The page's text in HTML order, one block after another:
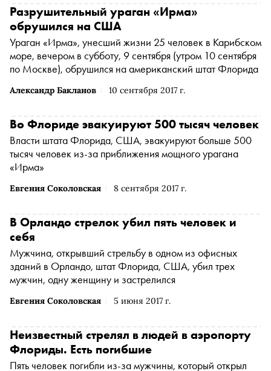
Александр Бакланов 10 сентября 2017 г.
Разрушительный ураган «Ирма»
обрушился на США
Ураган «Ирма», унесший жизни 25 человек в Карибском
море, вечером в субботу, 9 сентября (утром 10 сентября
по Москве), обрушился на американский штат Флорида
Евгения Соколовская 8 сентября 2017 г.
Во Флориде эвакуируют 500 тысяч человек
Власти штата Флорида, США, эвакуируют больше 500
тысяч человек из-за приближения мощного урагана
«Ирма»
Евгения Соколовская 5 июня 2017 г.
В Орландо стрелок убил пять человек и
себя
Мужчина, открывший стрельбу в одном из офисных
зданий в Орландо, штат Флорида, США, убил трех
мужчин, одну женщину и застрелился
Неизвестный стрелял в людей в аэропорту
Флориды. Есть погибшие
Пять человек погибли из-за мужчины, который открыл